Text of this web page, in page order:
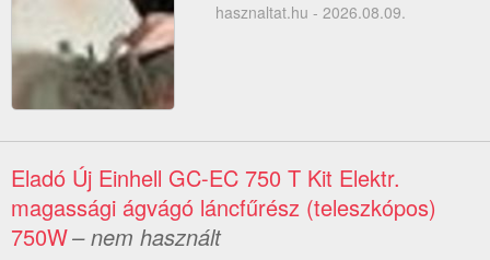
hasznaltat.hu - 2026.08.09.
Eladó Új Einhell GC-EC 750 T Kit Elektr.
magassági ágvágó láncfűrész (teleszkópos)
750W– nem használt